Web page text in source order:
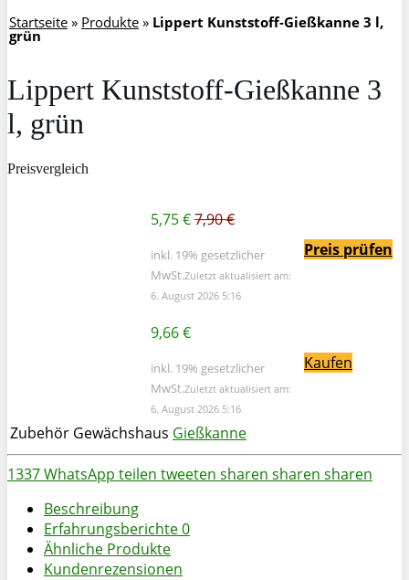
Startseite » Produkte » Lippert Kunststoff-Gießkanne 3 l,
grün
Lippert Kunststoff-Gießkanne 3
l, grün
Preisvergleich
5,75 €7,90 €
inkl. 19% gesetzlicher
MwSt.Zuletzt aktualisiert am:
6. August 2026 5:16
Preis prüfen
9,66 €
inkl. 19% gesetzlicher
MwSt.Zuletzt aktualisiert am:
6. August 2026 5:16
Kaufen
Zubehör Gewächshaus Gießkanne
1337WhatsApp teilen tweeten sharen sharen sharen
Beschreibung
Erfahrungsberichte0
Ähnliche Produkte
Kundenrezensionen